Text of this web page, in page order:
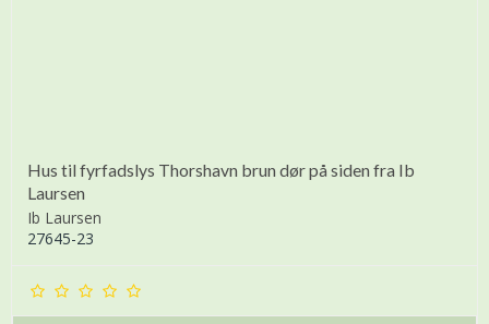
Hus til fyrfadslys Thorshavn brun dør på siden fra Ib
Laursen
Ib Laursen
27645-23